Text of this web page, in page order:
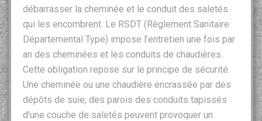
débarrasser la cheminée et le conduit des saletés
qui les encombrent. Le RSDT (Règlement Sanitaire
Départemental Type) impose l’entretien une fois par
an des cheminées et les conduits de chaudières.
Cette obligation repose sur le principe de sécurité.
Une cheminée ou une chaudière encrassée par des
dépôts de suie, des parois des conduits tapissés
d'une couche de saletés peuvent provoquer un